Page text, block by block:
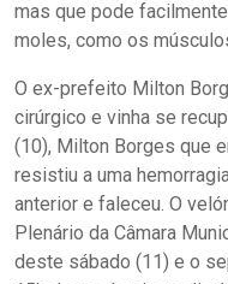
mas que pode
moles, como os
O ex-prefeito Milton
cirúrgico e vinha se
(10), Milton Borges que
resistiu a uma
anterior e faleceu. O
Plenário da Câmara
deste sábado (11) e o